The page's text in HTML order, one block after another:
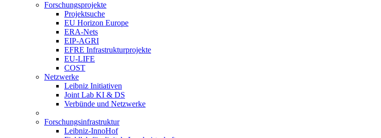
Forschungsprojekte
Projektsuche
EU Horizon Europe
ERA-Nets
EIP-AGRI
EFRE Infrastrukturprojekte
EU-LIFE
COST
Netzwerke
Leibniz Initiativen
Joint Lab KI & DS
Verbünde und Netzwerke
Forschungsinfrastruktur
Leibniz-InnoHof